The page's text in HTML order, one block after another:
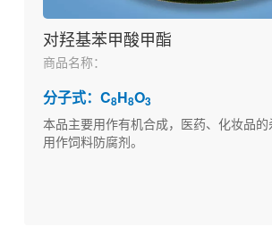
对羟基苯甲酸甲酯
商品名称：
分子式：C8H8O3
本品主要用作有机合成，医药、化妆品
用作饲料防腐剂。